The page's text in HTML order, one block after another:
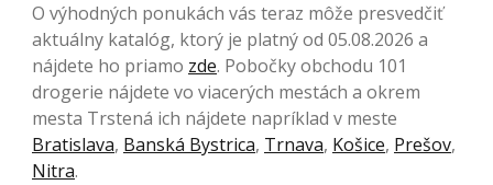
O výhodných ponukách vás teraz môže presvedčiť
aktuálny katalóg, ktorý je platný od 05.08.2026 a
nájdete ho priamo zde. Pobočky obchodu 101
drogerie nájdete vo viacerých mestách a okrem
mesta Trstená ich nájdete napríklad v meste
Bratislava, Banská Bystrica, Trnava, Košice, Prešov,
Nitra.